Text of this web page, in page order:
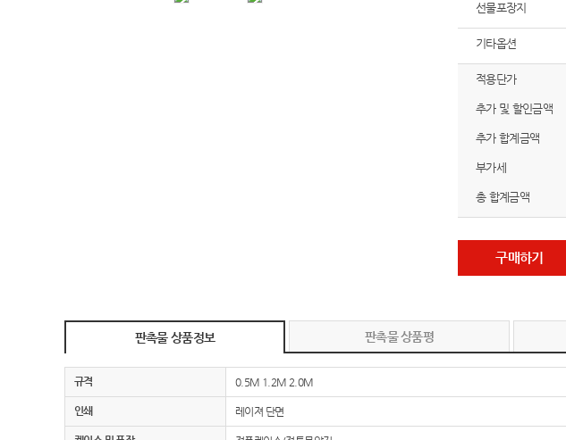
선물포장지
기타옵션
적용단가
추가 및 할인금액
추가 합계금액
부가세
총 합계금액
구매하기
판촉물 상품정보 판촉물 상품평
규격 0.5M 1.2M 2.0M
인쇄 레이져 단면